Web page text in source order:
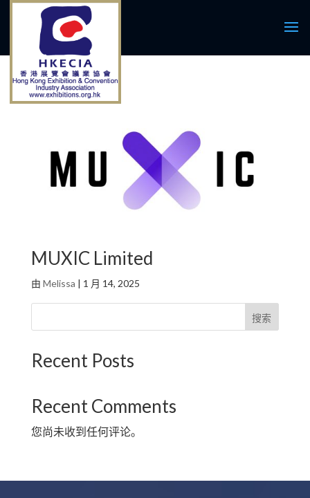
MUXIC Limited
由 Melissa | 1 月 14, 2025
搜索
Recent Posts
Recent Comments
您尚未收到任何评论。